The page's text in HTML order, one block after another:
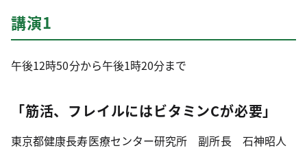
講演1
午後12時50分から午後1時20分まで
「筋活、フレイルにはビタミンCが必要」
東京都健康長寿医療センター研究所 副所長 石神昭人